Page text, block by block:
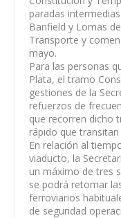
paradas
Banfield y Lomas
Transporte y
mayo.
Para las personas
Plata, el tramo
gestiones de la
refuerzos de
que recorren dicho
rápido que
En relación al
viaducto, la
un máximo de tres
se podrá retomar
ferroviarios
de seguridad